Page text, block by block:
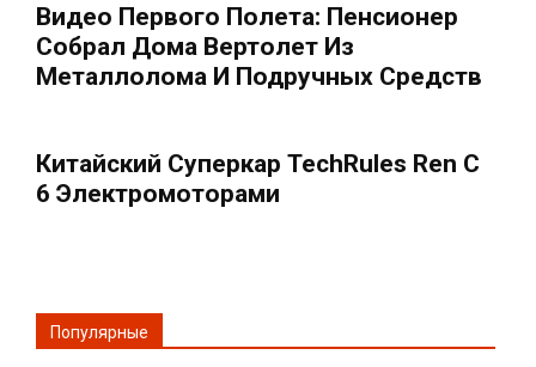
Видео Первого Полета: Пенсионер
Собрал Дома Вертолет Из
Металлолома И Подручных Средств
Китайский Суперкар TechRules Ren С
6 Электромоторами
Популярные